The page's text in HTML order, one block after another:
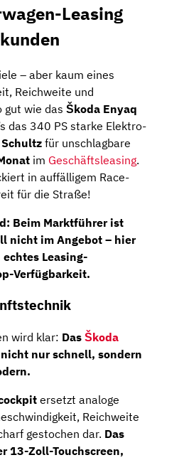
Leasing
– aber kaum eines
Reichweite und
gut wie das Škoda Enyaq
das 340 PS starke Elektro-
für unschlagbare
im Geschäftsleasing.
in auffälligem Race-
für die Straße!
Beim Marktführer ist
nicht im Angebot – hier
Leasing-
Verfügbarkeit.
wird klar: Das Škoda
nur schnell, sondern
ersetzt analoge
Reichweite
gestochen dar. Das
13-Zoll-Touchscreen,